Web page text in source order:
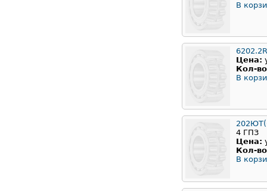
В
Цена:
Кол-
В
4 ГПЗ
Цена:
Кол-
В